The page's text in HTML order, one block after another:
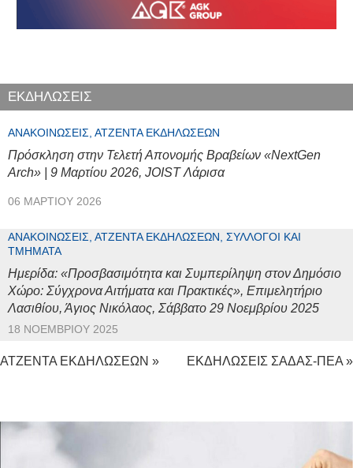
ΕΚΔΗΛΩΣΕΙΣ
ΑΝΑΚΟΙΝΏΣΕΙΣ, ΑΤΖΈΝΤΑ ΕΚΔΗΛΏΣΕΩΝ
Πρόσκληση στην Τελετή Απονομής Βραβείων «NextGen
Arch» | 9 Μαρτίου 2026, JOIST Λάρισα
06 ΜΑΡΤΊΟΥ 2026
ΑΝΑΚΟΙΝΏΣΕΙΣ, ΑΤΖΈΝΤΑ ΕΚΔΗΛΏΣΕΩΝ, ΣΎΛΛΟΓΟΙ ΚΑΙ
ΤΜΉΜΑΤΑ
Ημερίδα: «Προσβασιμότητα και Συμπερίληψη στον Δημόσιο
Χώρο: Σύγχρονα Αιτήματα και Πρακτικές», Επιμελητήριο
Λασιθίου, Άγιος Νικόλαος, Σάββατο 29 Νοεμβρίου 2025
18 ΝΟΕΜΒΡΊΟΥ 2025
ΑΤΖΕΝΤΑ ΕΚΔΗΛΩΣΕΩΝ » ΕΚΔΗΛΩΣΕΙΣ ΣΑΔΑΣ-ΠΕΑ »